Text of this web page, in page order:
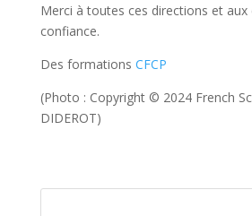
Merci à toutes ces directions et aux
confiance.
Des formations CFCP
(Photo : Copyright © 2024 French
DIDEROT)